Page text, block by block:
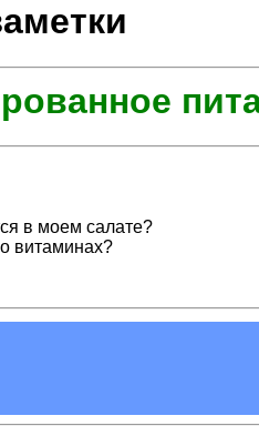
в моем салате?
витаминах?